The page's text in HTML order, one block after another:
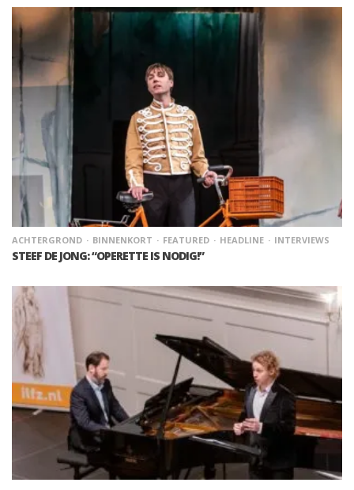
ACHTERGROND BINNENKORT FEATURED HEADLINE INTERVIEWS
STEEF DE JONG: “OPERETTE IS NODIG!”